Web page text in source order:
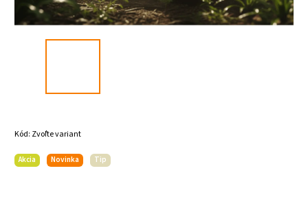
Kód: Zvoľte variant
Akcia Novinka Tip